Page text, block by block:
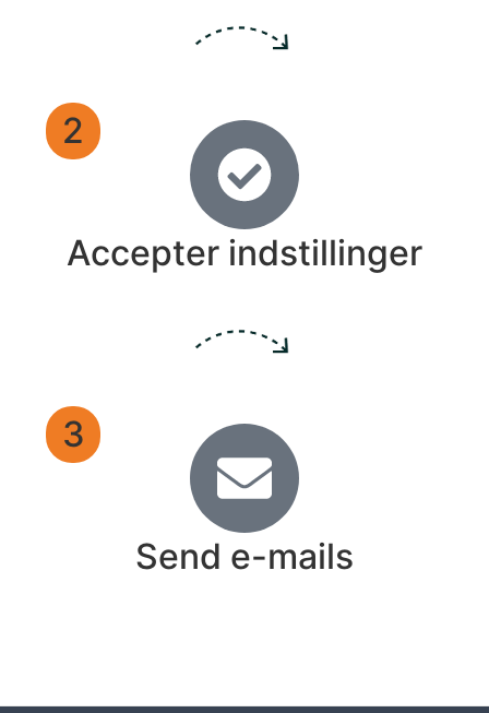
2
Accepter indstillinger
3
Send e-mails